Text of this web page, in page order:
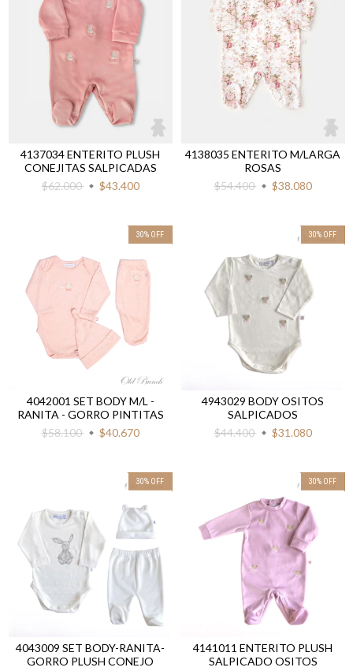
4137034 ENTERITO PLUSH
CONEJITAS SALPICADAS
$62.000
$43.400
4138035 ENTERITO M/LARGA
ROSAS
$54.400
$38.080
30% OFF
4042001 SET BODY M/L -
RANITA - GORRO PINTITAS
$58.100
$40.670
30% OFF
4943029 BODY OSITOS
SALPICADOS
$44.400
$31.080
30% OFF
4043009 SET BODY-RANITA-
GORRO PLUSH CONEJO
30% OFF
4141011 ENTERITO PLUSH
SALPICADO OSITOS